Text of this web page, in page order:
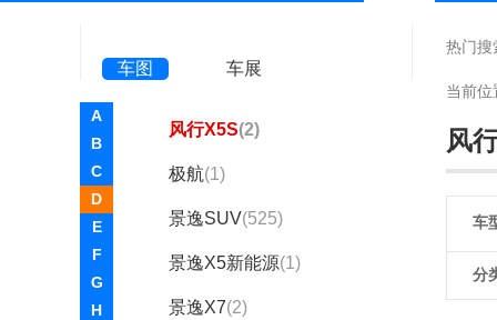
车图 车展
A
B
C
D
E
F
G
H
风行X5S(2)
极航(1)
景逸SUV(525)
景逸X5新能源(1)
景逸X7(2)
热门搜
当前位
风
车
分